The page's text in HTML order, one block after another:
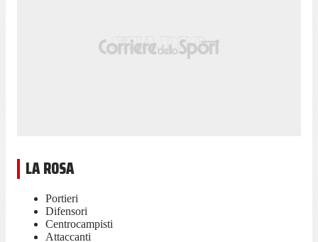
LA ROSA
Portieri
Difensori
Centrocampisti
Attaccanti